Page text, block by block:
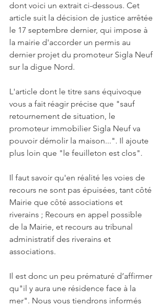
dont voici un extrait ci-dessous. Cet
article suit la décision de justice arrêtée
le 17 septembre dernier, qui impose à
la mairie d'accorder un permis au
dernier projet du promoteur Sigla Neuf
sur la digue Nord.
L'article dont le titre sans équivoque
vous a fait réagir précise que "sauf
retournement de situation, le
promoteur immobilier Sigla Neuf va
pouvoir démolir la maison...". Il ajoute
plus loin que "le feuilleton est clos".
Il faut savoir qu'en réalité les voies de
recours ne sont pas épuisées, tant côté
Mairie que côté associations et
riverains ; Recours en appel possible
de la Mairie, et recours au tribunal
administratif des riverains et
associations.
Il est donc un peu prématuré d’affirmer
qu"il y aura une résidence face à la
mer". Nous vous tiendrons informés